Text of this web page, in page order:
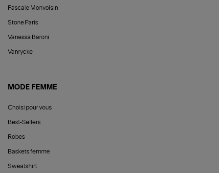
Pascale Monvoisin
Stone Paris
Vanessa Baroni
Vanrycke
MODE FEMME
Choisi pour vous
Best-Sellers
Robes
Baskets femme
Sweatshirt